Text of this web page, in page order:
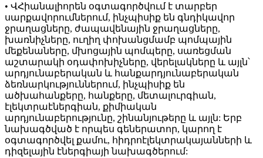
• ՎՀիանալիորեն օգտագործվում է տարբեր
սարքավորումներում, ինչպիսիք են գնդիկավոր
ջրաղացները, ժապավենային ջրաղացները,
խառնիչները, ուղիղ փոխանցմամբ պոմպային
մեքենաները, մխոցային պոմպերը, սառեցման
աշտարակի օդափոխիչները, վերելակները և այլն՝
արդյունաբերական և հանքարդյունաբերական
ձեռնարկություններում, ինչպիսիք են
ածխահանքերը, հանքերը, մետալուրգիան,
էլեկտրաէներգիան, քիմիական
արդյունաբերությունը, շինանյութերը և այլն: Երբ
նախագծված է որպես գեներատոր, կարող է
օգտագործվել քամու, հիդրոէլեկտրակայանների և
դիզելային էներգիայի նախագծերում: